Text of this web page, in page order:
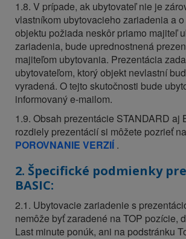
1.8. V prípade, ak ubytovateľ nie je
vlastníkom ubytovacieho zariadenia a
objektu požiada neskôr priamo majiteľ
zariadenia, bude uprednostnená
majiteľom ubytovania. Prezentácia
ubytovateľom, ktorý objekt nevlastní
vyradená. O tejto skutočnosti bude
informovaný e-mailom.
1.9. Obsah prezentácie STANDARD aj
rozdiely prezentácií si môžete pozrieť
POROVNANIE VERZIÍ.
2. Špecifické podmienky
BASIC:
2.1. Ubytovacie zariadenie s
nemôže byť zaradené na TOP pozície,
Last minute ponúk, ani na podstránku